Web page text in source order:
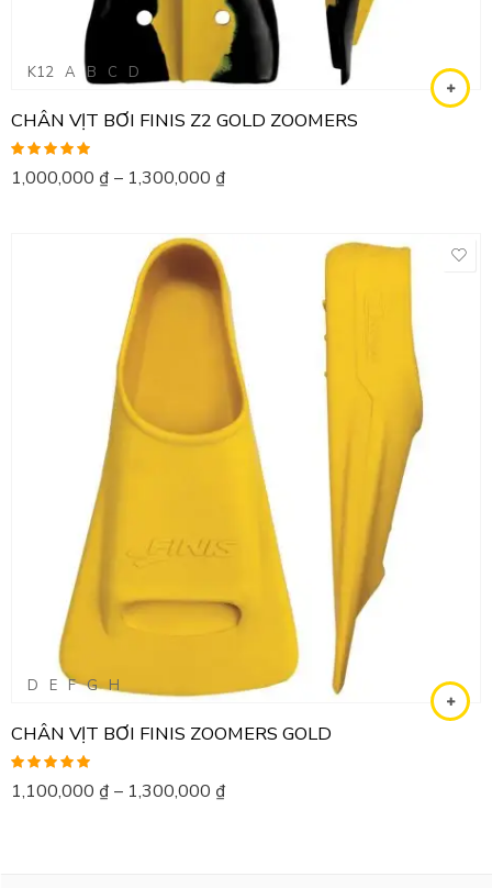
K12 A B C D
CHÂN VỊT BƠI FINIS Z2 GOLD ZOOMERS
Được xếp
hạng5.00 5
1,000,000 ₫ – 1,300,000 ₫
D E F G H
CHÂN VỊT BƠI FINIS ZOOMERS GOLD
Được xếp
hạng5.00 5
1,100,000 ₫ – 1,300,000 ₫